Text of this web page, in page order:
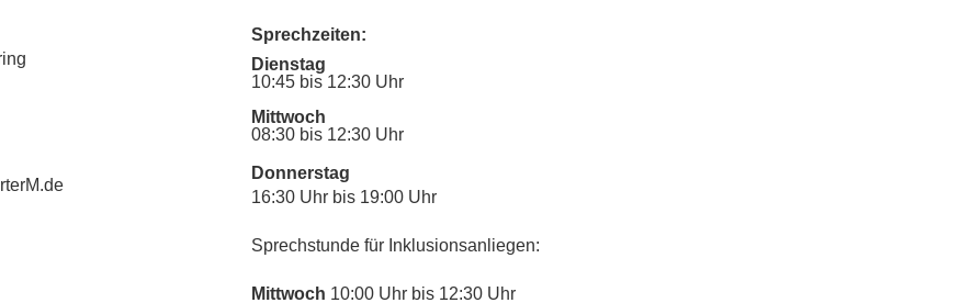
Sprechzeiten:
Dienstag
10:45 bis 12:30 Uhr
Mittwoch
08:30 bis 12:30 Uhr
Donnerstag
16:30 Uhr bis 19:00 Uhr
Sprechstunde für Inklusionsanliegen:
Mittwoch 10:00 Uhr bis 12:30 Uhr